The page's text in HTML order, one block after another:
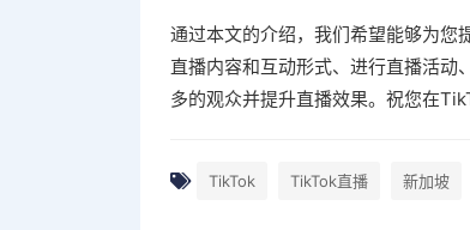
通过本文的介绍，我们希望能够为您
直播内容和互动形式、进行直播活动
多的观众并提升直播效果。祝您在
TikTok TikTok直播 新加坡